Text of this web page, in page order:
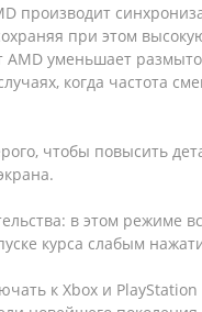
производит
при этом
AMD уменьшает
когда частота
чтобы повысить
в этом режиме
курса слабым
к Xbox и PlayStation